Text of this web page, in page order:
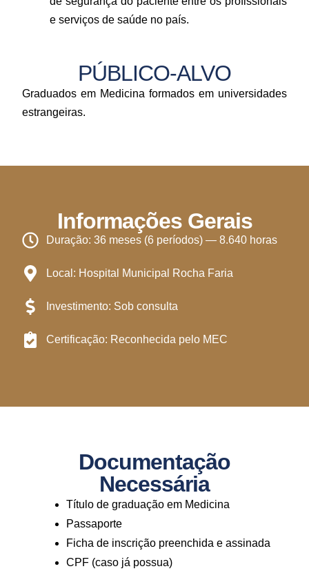
e serviços de saúde no país.
PÚBLICO-ALVO
Graduados em Medicina formados em universidades
estrangeiras.
Informações Gerais
Duração: 36 meses (6 períodos) — 8.640 horas
Local: Hospital Municipal Rocha Faria
Investimento: Sob consulta
Certificação: Reconhecida pelo MEC
Documentação
Necessária
Título de graduação em Medicina
Passaporte
Ficha de inscrição preenchida e assinada
CPF (caso já possua)